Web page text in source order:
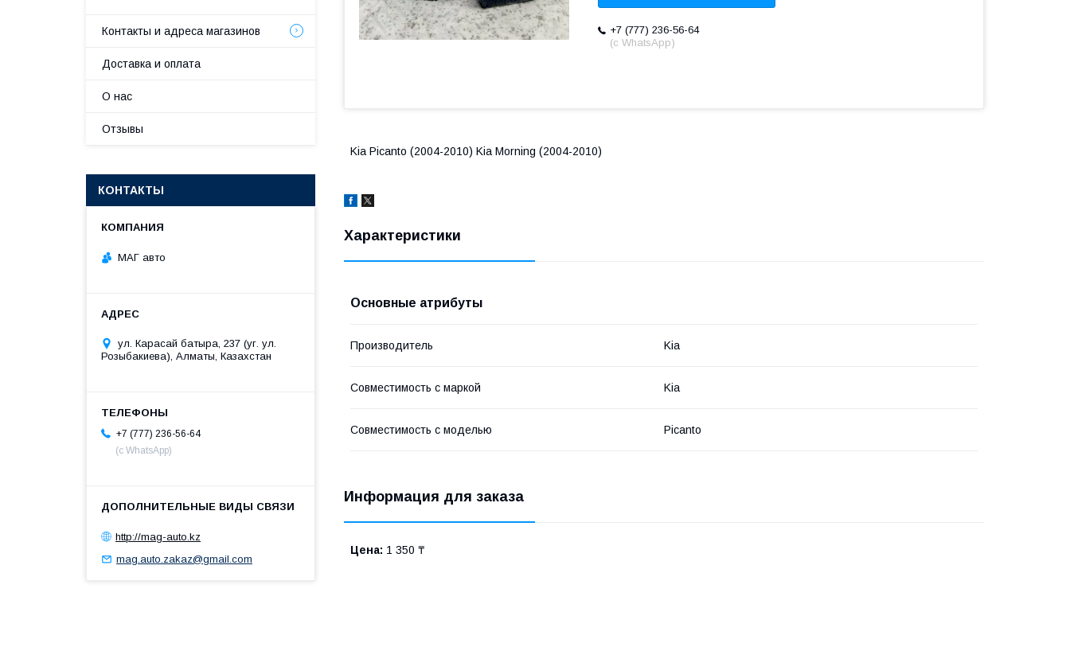
+7 (777) 236-56-64
(с WhatsApp)
Kia Picanto (2004-2010) Kia Morning (2004-2010)
Характеристики
Основные атрибуты
Производитель Kia
Совместимость с маркой Kia
Совместимость с моделью Picanto
Информация для заказа
Цена: 1 350 ₸
Контакты и адреса магазинов
Доставка и оплата
О нас
Отзывы
КОНТАКТЫ
МАГ авто
ул. Карасай батыра, 237 (уг. ул.
Розыбакиева), Алматы, Казахстан
+7 (777) 236-56-64
(с WhatsApp)
http://mag-auto.kz
mag.auto.zakaz@gmail.com